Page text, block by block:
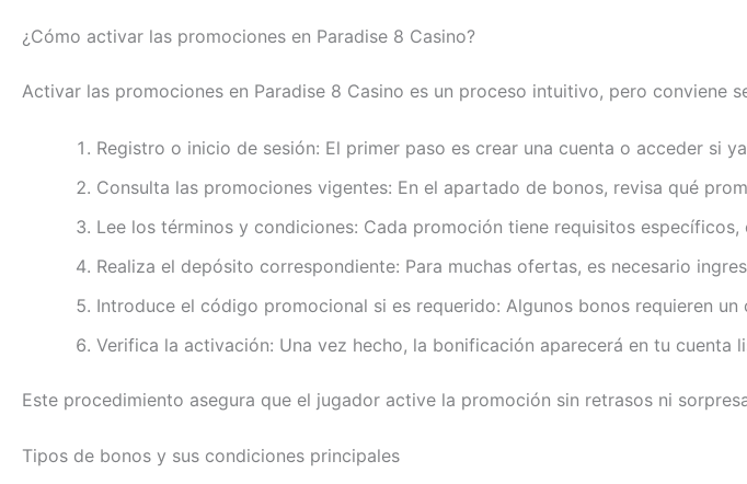
¿Cómo activar las promociones en Paradise 8 Casino?
Activar las promociones en Paradise 8 Casino es un proceso intuitivo, pero conviene
Registro o inicio de sesión: El primer paso es crear una cuenta o acceder si
Consulta las promociones vigentes: En el apartado de bonos, revisa qué
Lee los términos y condiciones: Cada promoción tiene requisitos
Realiza el depósito correspondiente: Para muchas ofertas, es necesario
Introduce el código promocional si es requerido: Algunos bonos requieren
Verifica la activación: Una vez hecho, la bonificación aparecerá en tu cuenta
Este procedimiento asegura que el jugador active la promoción sin retrasos ni
Tipos de bonos y sus condiciones principales